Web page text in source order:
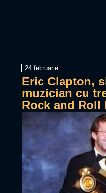
24 februarie
Eric Clapton,
muzician cu
Rock and Roll